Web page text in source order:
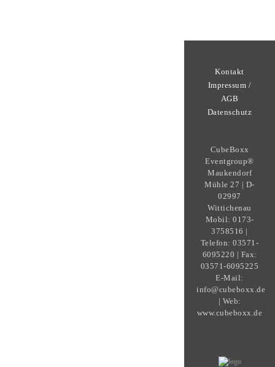
Kontakt
Impressum /
AGB
Datenschutz
CubeBoxx
Eventgroup®
Maukendorf
Mühle 27 | D-
02997
Wittichenau
Mobil: 0173-
3758516 |
Telefon: 03571-
6095220 | Fax:
03571-6095225
E-Mail:
info@cubeboxx.de
| Web:
www.cubeboxx.de